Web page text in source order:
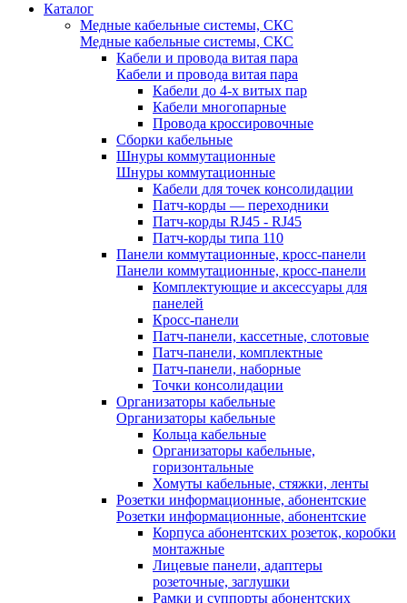
Каталог
Медные кабельные системы, СКС
Медные кабельные системы, СКС
Кабели и провода витая пара
Кабели и провода витая пара
Кабели до 4-х витых пар
Кабели многопарные
Провода кроссировочные
Сборки кабельные
Шнуры коммутационные
Шнуры коммутационные
Кабели для точек консолидации
Патч-корды — переходники
Патч-корды RJ45 - RJ45
Патч-корды типа 110
Панели коммутационные, кросс-панели
Панели коммутационные, кросс-панели
Комплектующие и аксессуары для
панелей
Кросс-панели
Патч-панели, кассетные, слотовые
Патч-панели, комплектные
Патч-панели, наборные
Точки консолидации
Организаторы кабельные
Организаторы кабельные
Кольца кабельные
Организаторы кабельные,
горизонтальные
Хомуты кабельные, стяжки, ленты
Розетки информационные, абонентские
Розетки информационные, абонентские
Корпуса абонентских розеток, коробки
монтажные
Лицевые панели, адаптеры
розеточные, заглушки
Рамки и суппорты абонентских